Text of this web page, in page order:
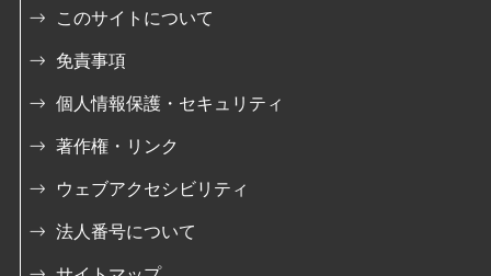
このサイトについて
免責事項
個人情報保護・セキュリティ
著作権・リンク
ウェブアクセシビリティ
法人番号について